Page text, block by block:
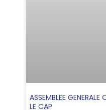
ASSEMBLEE GENERALE
LE CAP